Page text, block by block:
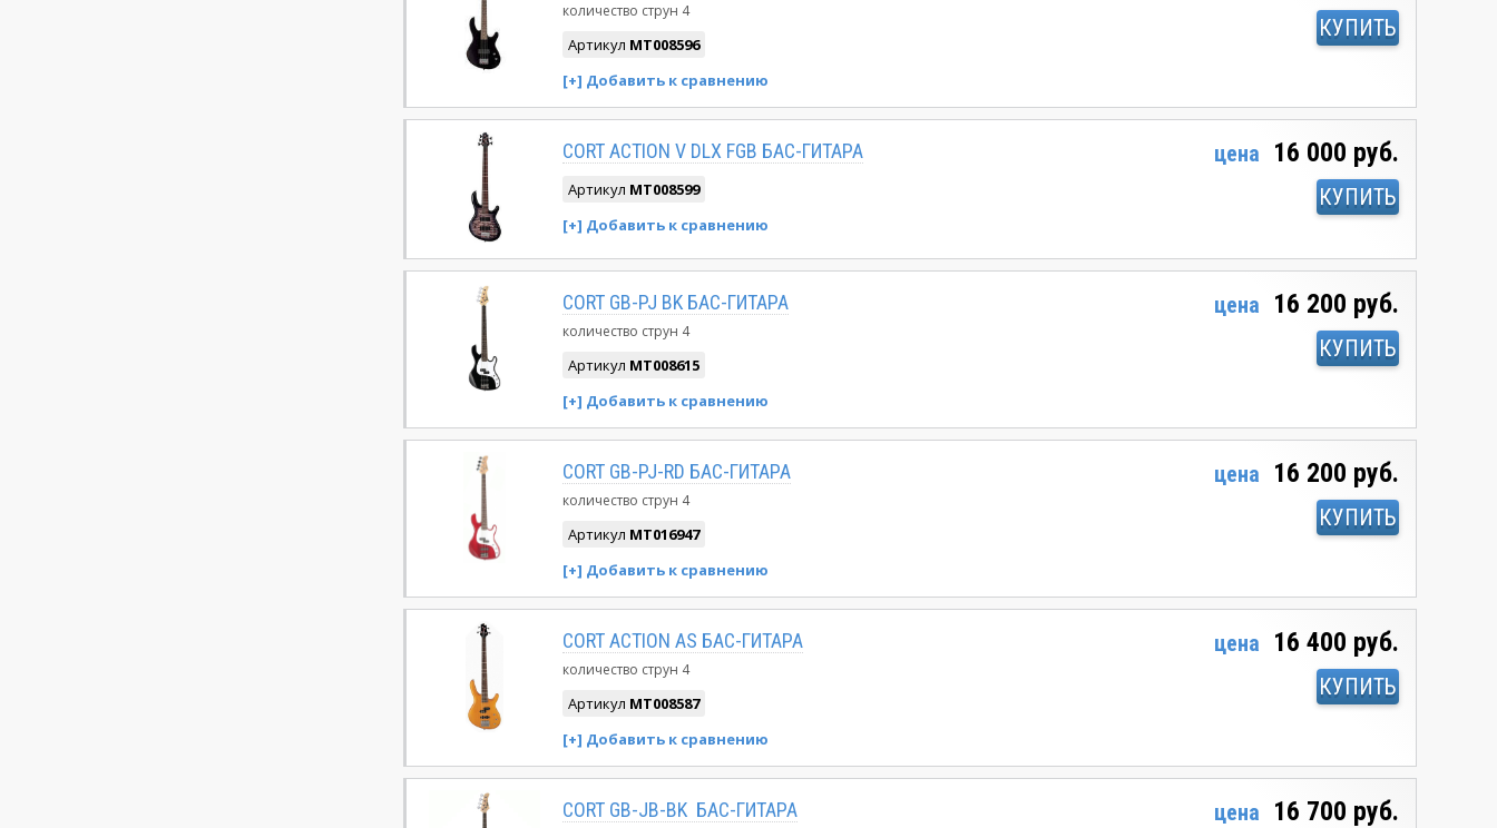
количество струн 4
Артикул MT008596
КУПИТЬ
CORT ACTION V DLX FGB БАС-ГИТАРА
Артикул MT008599
цена 16 000 руб.
КУПИТЬ
CORT GB-PJ BK БАС-ГИТАРА
количество струн 4
Артикул MT008615
цена 16 200 руб.
КУПИТЬ
CORT GB-PJ-RD БАС-ГИТАРА
количество струн 4
Артикул MT016947
цена 16 200 руб.
КУПИТЬ
CORT ACTION AS БАС-ГИТАРА
количество струн 4
Артикул MT008587
цена 16 400 руб.
КУПИТЬ
CORT GB-JB-BK БАС-ГИТАРА цена 16 700 руб.